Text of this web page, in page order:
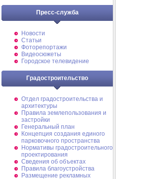
Пресс-служба
Новости
Статьи
Фоторепортажи
Видеосюжеты
Городское телевидение
Градостроительство
Отдел градостроительства и
архитектуры
Правила землепользования и
застройки
Генеральный план
Концепция создания единого
парковочного пространства
Нормативы градостроительного
проектирования
Сведения об объектах
Правила благоустройства
Размещение рекламных